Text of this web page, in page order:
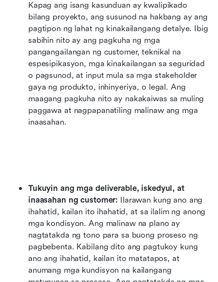
Kapag ang isang kasunduan ay kwalipikado
bilang proyekto, ang susunod na hakbang ay ang
pagtipon ng lahat ng kinakailangang detalye. Ibig
sabihin nito ay ang pagkuha ng mga
pangangailangan ng customer, teknikal na
espesipikasyon, mga kinakailangan sa seguridad
o pagsunod, at input mula sa mga stakeholder
gaya ng produkto, inhinyeriya, o legal. Ang
maagang pagkuha nito ay nakakaiwas sa muling
paggawa at nagpapanatiling malinaw ang mga
inaasahan.
Tukuyin ang mga deliverable, iskedyul, at
inaasahan ng customer: Ilarawan kung ano ang
ihahatid, kailan ito ihahatid, at sa ilalim ng anong
mga kondisyon. Ang malinaw na plano ay
nagtatakda ng tono para sa buong proseso ng
pagbebenta. Kabilang dito ang pagtukoy kung
ano ang ihahatid, kailan ito matatapos, at
anumang mga kundisyon na kailangang